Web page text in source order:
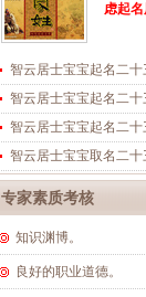
虑起
智云居士宝宝起名二
智云居士宝宝起名二
智云居士宝宝起名二
智云居士宝宝取名二
专家素质考核
知识渊博。
良好的职业道德。